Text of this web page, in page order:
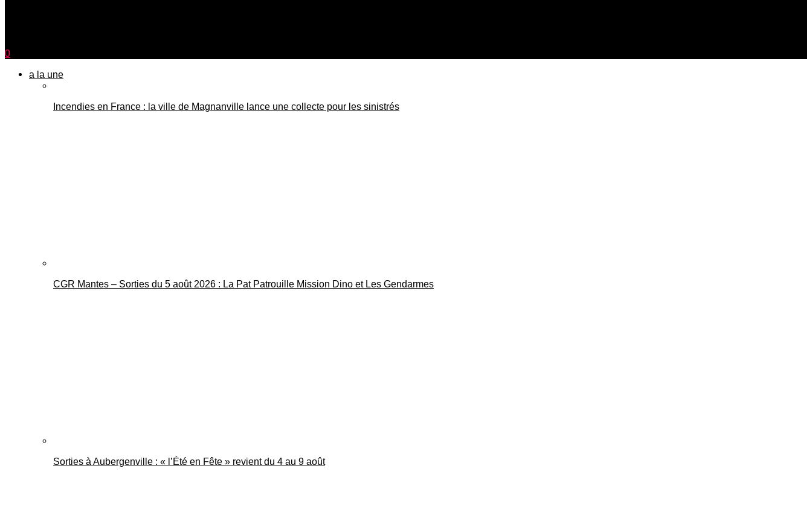
0
a la une
Incendies en France : la ville de Magnanville lance une collecte pour les sinistrés
CGR Mantes – Sorties du 5 août 2026 : La Pat Patrouille Mission Dino et Les Gendarmes
Sorties à Aubergenville : « l’Été en Fête » revient du 4 au 9 août